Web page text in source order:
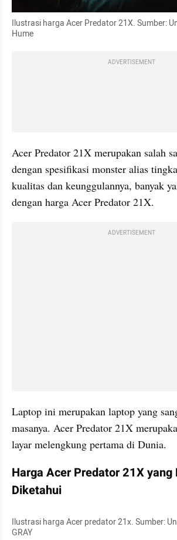
Ilustrasi harga Acer Predator 21X. Sumber:
Hume
ADVERTISEMENT
Acer Predator 21X merupakan salah
dengan spesifikasi monster alias
kualitas dan keunggulannya, banyak
dengan harga Acer Predator 21X.
ADVERTISEMENT
Laptop ini merupakan laptop yang
masanya. Acer Predator 21X
layar melengkung pertama di Dunia.
Harga Acer Predator 21X yang
Diketahui
Ilustrasi harga Acer predator 21x. Sumber:
GRAY